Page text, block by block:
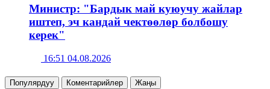
Министр: "Бардык май куюучу жайлар
иштеп, эч кандай чектөөлөр болбошу
керек"
16:51 04.08.2026
Популярдуу Коментарийлер Жаңы